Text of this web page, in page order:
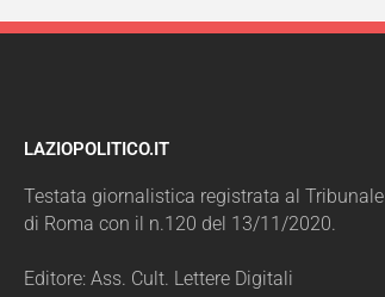
LAZIOPOLITICO.IT
Testata giornalistica registrata al Tribunale
di Roma con il n.120 del 13/11/2020.
Editore: Ass. Cult. Lettere Digitali